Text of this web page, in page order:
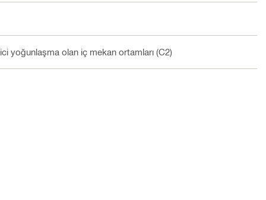
yoğunlaşma olan iç mekan ortamları (C2)